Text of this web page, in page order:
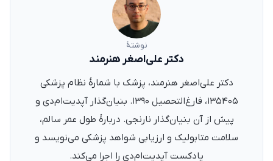
نوشتهٔ
دکتر علی‌اصغر هنرمند
دکتر علی‌اصغر هنرمند، پزشک با شمارهٔ نظام پزشکی
۱۳۵۴۰۵، فارغ‌التحصیل ۱۳۹۰. بنیان‌گذار آپدیت‌ام‌دی و
پیش از آن بنیان‌گذار نارنجی. دربارهٔ طول عمر سالم،
سلامت متابولیک و ارزیابی شواهد پزشکی می‌نویسد و
پادکست آپدیت‌ام‌دی را اجرا می‌کند.